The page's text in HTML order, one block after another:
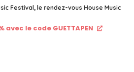
Festival, le rendez-vous House Music
avec le code GUETTAPEN